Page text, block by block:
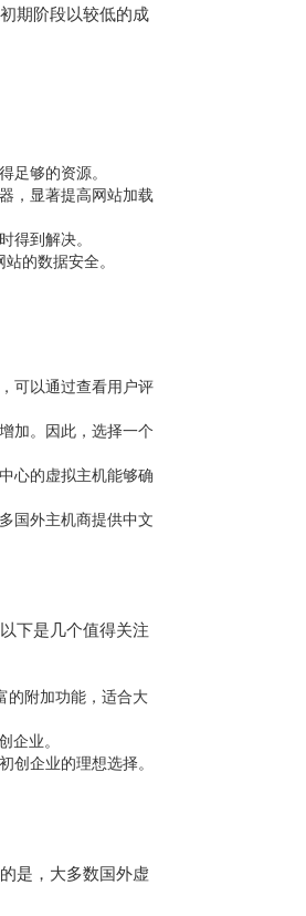
期阶段以较低的成
足够的资源。
，显著提高网站加载
得到解决。
的数据安全。
可以通过查看用户评
加。因此，选择一个
心的虚拟主机能够确
国外主机商提供中文
下是几个值得关注
的附加功能，适合大
业。
企业的理想选择。
是，大多数国外虚